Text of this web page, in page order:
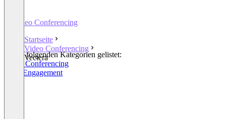
Video Conferencing
Startseite
Video Conferencing
Vectera
In den folgenden Kategorien gelistet:
Video Conferencing
Sales Engagement